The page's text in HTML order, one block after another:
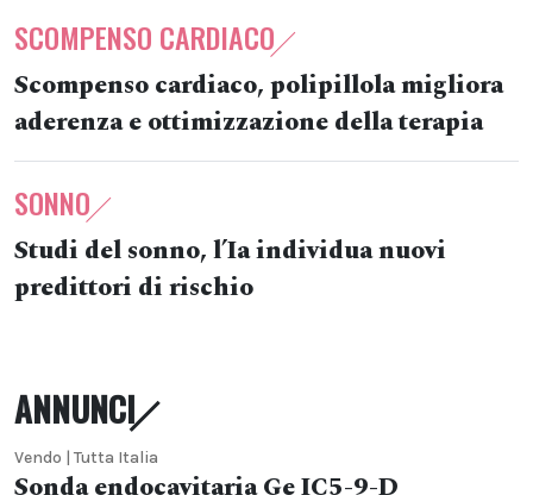
SCOMPENSO CARDIACO
Scompenso cardiaco, polipillola migliora
aderenza e ottimizzazione della terapia
SONNO
Studi del sonno, l’Ia individua nuovi
predittori di rischio
ANNUNCI
Vendo | Tutta Italia